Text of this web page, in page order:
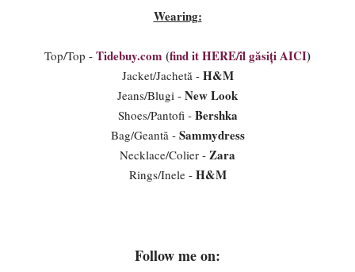
Wearing:
Top/Top - Tidebuy.com (find it HERE/îl găsiți AICI)
Jacket/Jachetă - H&M
Jeans/Blugi - New Look
Shoes/Pantofi - Bershka
Bag/Geantă - Sammydress
Necklace/Colier - Zara
Rings/Inele - H&M
Follow me on: